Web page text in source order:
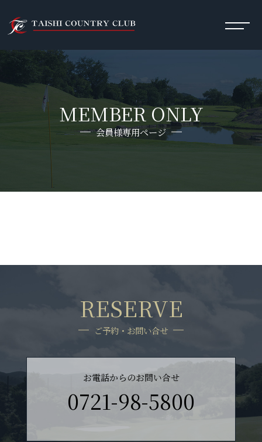
MEMBER ONLY
会員様専用ページ
RESERVE
ご予約・お問い合せ
お電話からのお問い合せ
0721-98-5800